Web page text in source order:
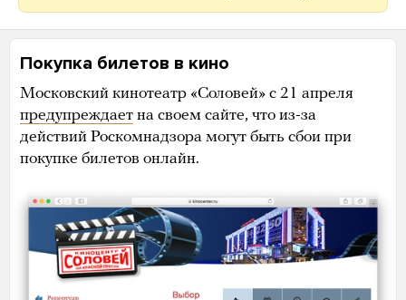
Покупка билетов в кино
Московский кинотеатр «Соловей» с 21 апреля
предупреждает на своем сайте, что из-за
действий Роскомнадзора могут быть сбои при
покупке билетов онлайн.